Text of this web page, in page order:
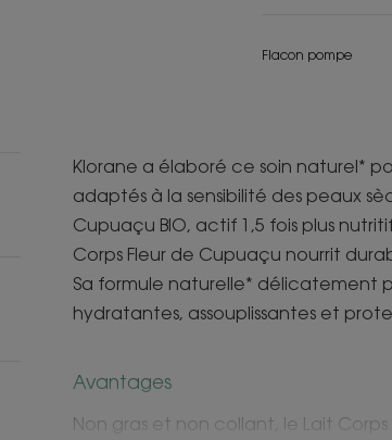
Flacon pompe
Klorane a élaboré ce soin naturel*
adaptés à la sensibilité des peaux
Cupuaçu BIO, actif 1,5 fois plus
Corps Fleur de Cupuaçu nourrit
Sa formule naturelle* délicatement
hydratantes, assouplissantes et
Avantages
Non gras et non collant, le Lait